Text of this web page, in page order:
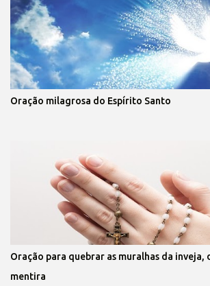
Oração milagrosa do Espírito Santo
Oração para quebrar as muralhas da inveja,
mentira